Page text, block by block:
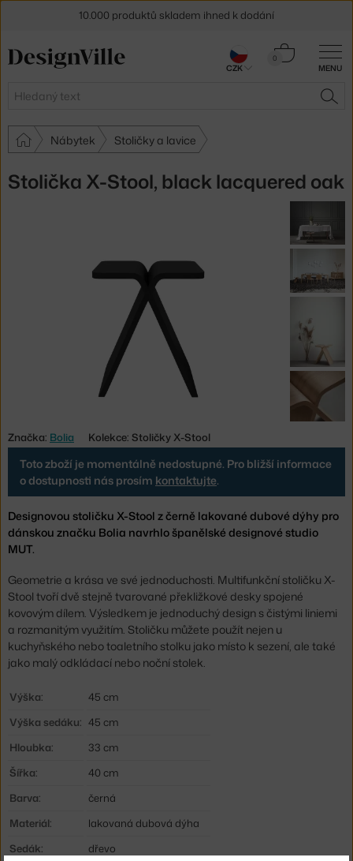
MENU
Hledat
0
Košík
Nábytek Stoličky a lavice
Stolička X-Stool, black lacquered oak
Značka: Bolia Kolekce: Stoličky X-Stool
Toto zboží je momentálně nedostupné. Pro bližší informace
o dostupnosti nás prosím kontaktujte.
Designovou stoličku X-Stool z černě lakované dubové dýhy pro
dánskou značku Bolia navrhlo španělské designové studio
MUT.
Geometrie a krása ve své jednoduchosti. Multifunkční stoličku X-
Stool tvoří dvě stejně tvarované překližkové desky spojené
kovovým dílem. Výsledkem je jednoduchý design s čistými liniemi
a rozmanitým využitím. Stoličku můžete použít nejen u
kuchyňského nebo toaletního stolku jako místo k sezení, ale také
jako malý odkládací nebo noční stolek.
Výška:
45 cm
Výška sedáku: 45 cm
Hloubka:
33 cm
Šířka:
40 cm
Barva:
černá
Materiál:
lakovaná dubová dýha
Sedák:
dřevo
10.000 produktů skladem ihned k dodání
Sleva 5 % pro odběratele
CZK